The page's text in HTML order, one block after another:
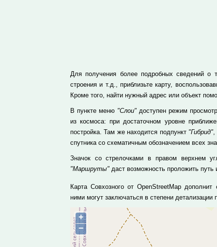
Для получения более подробных сведений
строения и т.д., приблизьте карту,
Кроме того, найти нужный адрес или объект
В пункте меню "Слои" доступен режим
из космоса: при достаточном уровне
постройка. Там же находится подпункт "Гибрид",
спутника со схематичным обозначением всех
Значок со стрелочками в правом верхнем
"Маршруты" даст возможность проложить путь
Карта Совхозного от OpenStreetMap
ними могут заключаться в степени
+
−